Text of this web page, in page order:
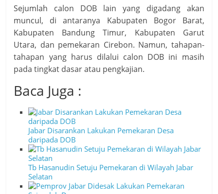
Sejumlah calon DOB lain yang digadang akan
muncul, di antaranya Kabupaten Bogor Barat,
Kabupaten Bandung Timur, Kabupaten Garut
Utara, dan pemekaran Cirebon. Namun, tahapan-
tahapan yang harus dilalui calon DOB ini masih
pada tingkat dasar atau pengkajian.
Baca Juga :
Jabar Disarankan Lakukan Pemekaran Desa
daripada DOB
Tb Hasanudin Setuju Pemekaran di Wilayah Jabar
Selatan